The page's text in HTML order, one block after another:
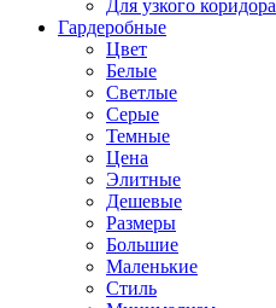
Для узкого коридора
Гардеробные
Цвет
Белые
Светлые
Серые
Темные
Цена
Элитные
Дешевые
Размеры
Большие
Маленькие
Стиль